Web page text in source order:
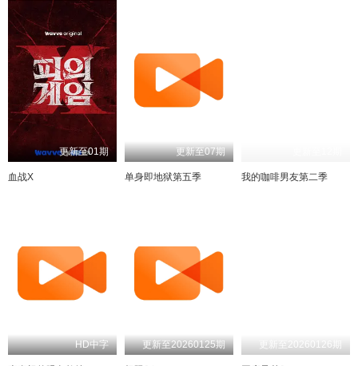
更新至01期
血战X
更新至07期
单身即地狱第五季 我的咖啡男友第二季
HD中字 更新至20260125期 更新至20260126期